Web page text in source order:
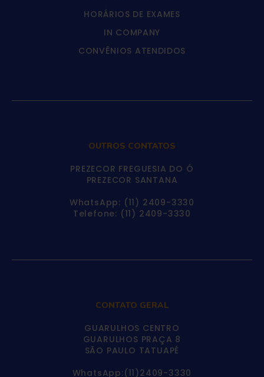
CONTATO GERAL
GUARULHOS CENTRO
GUARULHOS PRAÇA 8
SÃO PAULO TATUAPÉ
WhatsApp:(11)2409-3330
OUTROS CONTATOS
PREZECOR FREGUESIA DO Ó
PREZECOR SANTANA
WhatsApp: (11) 2409-3330
Telefone: (11) 2409-3330
HORÁRIOS DE EXAMES
IN COMPANY
CONVÊNIOS ATENDIDOS